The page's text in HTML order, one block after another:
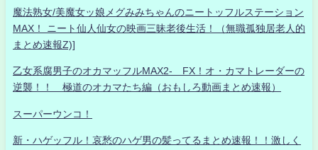
魔法熟女/美魔女ッ娘メグみみちゃんのニートッフルステーション
MAX！ ニート仙人仙女の映画三昧老後生活！（無職孤独居老人的
まとめ速報Z)]
乙女系腐男子のオカマッフルMAX2- FX！オ・カマトレーダーの
逆襲！！ 極道のオカマたち編（おもしろ動画まとめ速報）
スーパーウンコ！
新・ハゲッフル！哀愁のハゲ男の髪ってるまとめ速報！！激しく